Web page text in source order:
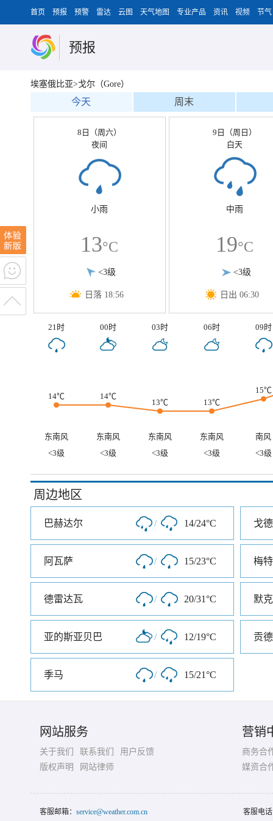
首页 预报 预警 雷达 云图 天气地图 专业产品 资讯 视频 节气
预报
埃塞俄比亚>戈尔（Gore）
今天 周末
8日（周六）
夜间
小雨
13°C
<3级
日落 18:56
9日（周日）
白天
中雨
19°C
<3级
日出 06:30
21时 00时 03时 06时 09时
14℃ 14℃
13℃ 13℃
15℃
东南风 东南风 东南风 东南风
南风
<3级
<3级 <3级 <3级 <3级
周边地区
巴赫达尔 / 14/24°C 戈德
阿瓦萨 / 15/23°C 梅
德雷达瓦 / 20/31°C 默
亚的斯亚贝巴 / 12/19°C 贡
季马 / 15/21°C
网站服务
关于我们 联系我们
用户反馈
版权声明
网站律师
营销
商务合
媒资合
客服邮箱： service@weather.com.cn 客服电